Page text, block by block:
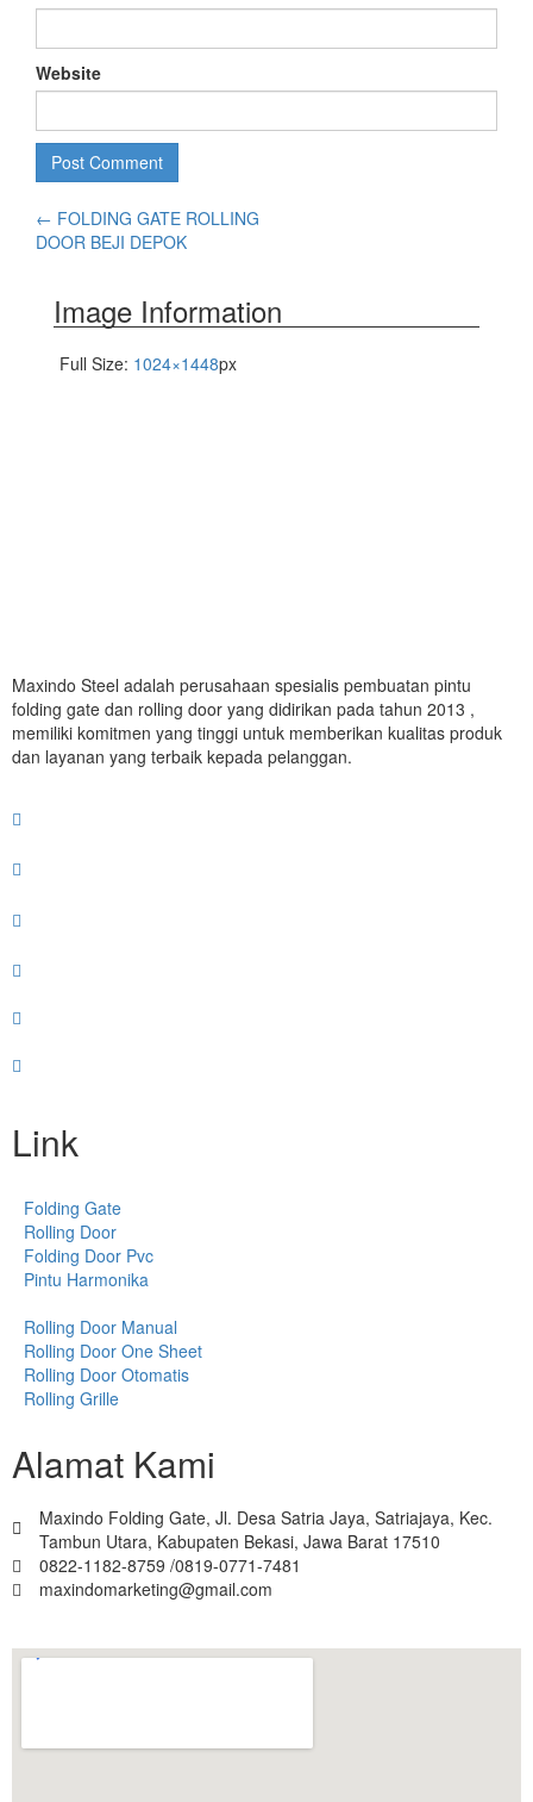
Website
← FOLDING GATE ROLLING
DOOR BEJI DEPOK
Image Information
Full Size: 1024×1448px
Maxindo Steel adalah perusahaan spesialis pembuatan pintu
folding gate dan rolling door yang didirikan pada tahun 2013 ,
memiliki komitmen yang tinggi untuk memberikan kualitas produk
dan layanan yang terbaik kepada pelanggan.
Link
Folding Gate
Rolling Door
Folding Door Pvc
Pintu Harmonika
Rolling Door Manual
Rolling Door One Sheet
Rolling Door Otomatis
Rolling Grille
Alamat Kami
Maxindo Folding Gate, Jl. Desa Satria Jaya, Satriajaya, Kec.
Tambun Utara, Kabupaten Bekasi, Jawa Barat 17510
0822-1182-8759 /0819-0771-7481
maxindomarketing@gmail.com